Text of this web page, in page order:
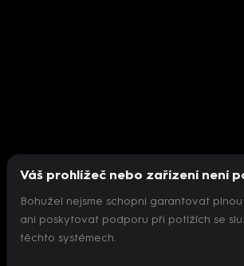
Nepodařilo se inicializovat
Váš prohlížeč nebo zařízení není
Bohužel nejsme schopni garantovat
ani poskytovat podporu při potížích se
těchto systémech.